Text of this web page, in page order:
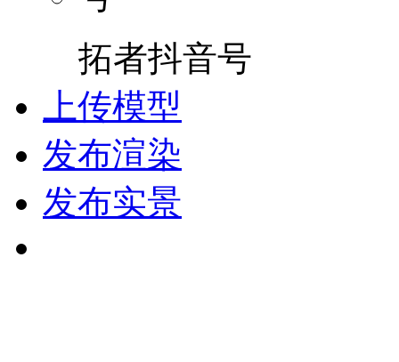
拓者抖音号
上传模型
发布渲染
发布实景